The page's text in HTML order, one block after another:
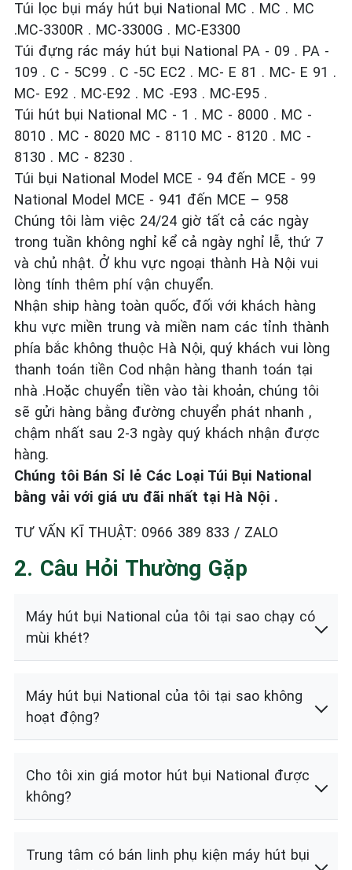
Túi lọc bụi máy hút bụi National MC . MC . MC
.MC-3300R . MC-3300G . MC-E3300
Túi đựng rác máy hút bụi National PA - 09 . PA -
109 . C - 5C99 . C -5C EC2 . MC- E 81 . MC- E 91 .
MC- E92 . MC-E92 . MC -E93 . MC-E95 .
Túi hút bụi National MC - 1 . MC - 8000 . MC -
8010 . MC - 8020 MC - 8110 MC - 8120 . MC -
8130 . MC - 8230 .
Túi bụi National Model MCE - 94 đến MCE - 99
National Model MCE - 941 đến MCE – 958
Chúng tôi làm việc 24/24 giờ tất cả các ngày
trong tuần không nghỉ kể cả ngày nghỉ lễ, thứ 7
và chủ nhật. Ở khu vực ngoại thành Hà Nội vui
lòng tính thêm phí vận chuyển.
Nhận ship hàng toàn quốc, đối với khách hàng
khu vực miền trung và miền nam các tỉnh thành
phía bắc không thuộc Hà Nội, quý khách vui lòng
thanh toán tiền Cod nhận hàng thanh toán tại
nhà .Hoặc chuyển tiền vào tài khoản, chúng tôi
sẽ gửi hàng bằng đường chuyển phát nhanh ,
chậm nhất sau 2-3 ngày quý khách nhận được
hàng.
Chúng tôi Bán Sỉ lẻ Các Loại Túi Bụi National
bằng vải với giá ưu đãi nhất tại Hà Nội .
TƯ VẤN KĨ THUẬT: 0966 389 833 / ZALO
2. Câu Hỏi Thường Gặp
Máy hút bụi National của tôi tại sao chạy có
mùi khét?
Máy hút bụi National của tôi tại sao không
hoạt động?
Cho tôi xin giá motor hút bụi National được
không?
Trung tâm có bán linh phụ kiện máy hút bụi